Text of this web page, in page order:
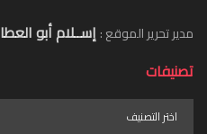
مدير تحرير الموقع :إســلام أبو العطا
تصنيفات